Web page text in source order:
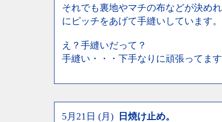
それでも裏地やマチの布などが決め
にピッチをあげて手縫いしています。
え？手縫いだって？
手縫い・・・下手なりに頑張ってま
5月21日 (月) 日焼け止め。